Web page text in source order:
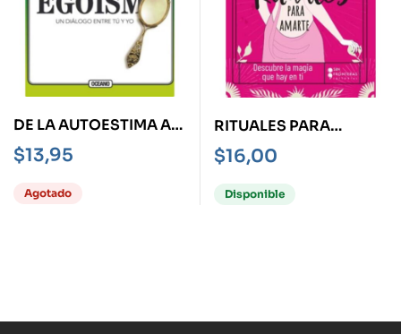
DE LA AUTOESTIMA AL
EGOÍSMO -UN
DIÁLOGO ENRE TÚ Y
YO
$13,95
Agotado
RITUALES PARA
AMARTE
$16,00
Disponible